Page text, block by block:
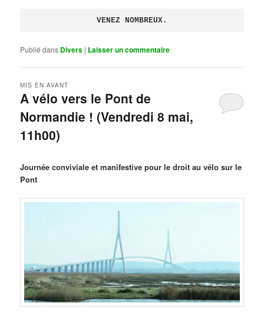
VENEZ NOMBREUX.
Publié dans Divers | Laisser un commentaire
A vélo vers le Pont de
Normandie ! (Vendredi 8 mai,
11h00)
MIS EN AVANT
Journée conviviale et manifestive pour le droit au vélo sur le
Pont